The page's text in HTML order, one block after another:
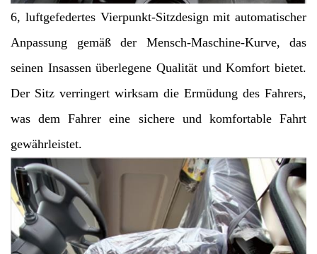
6, luftgefedertes Vierpunkt-Sitzdesign mit automatischer
Anpassung gemäß der Mensch-Maschine-Kurve, das
seinen Insassen überlegene Qualität und Komfort bietet.
Der Sitz verringert wirksam die Ermüdung des Fahrers,
was dem Fahrer eine sichere und komfortable Fahrt
gewährleistet.